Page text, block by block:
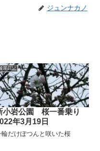
ジュンナカノ
屋日記
小岩公園 桜一番乗り
年3月19日
輪だけぽつんと咲いた桜